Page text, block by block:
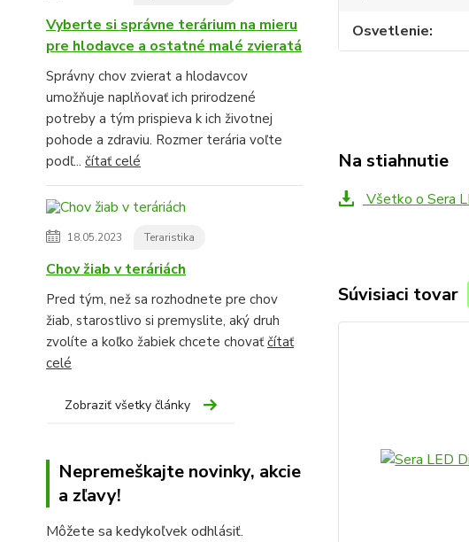
Vyberte si správne terárium na mieru
pre hlodavce a ostatné malé zvieratá
Správny chov zvierat a hlodavcov
umožňuje naplňovať ich prirodzené
potreby a tým prispieva k ich životnej
pohode a zdraviu. Rozmer terária voľte
podľ... čítať celé
18.05.2023 Teraristika
Chov žiab v teráriách
Pred tým, než sa rozhodnete pre chov
žiab, starostlivo si premyslite, aký druh
zvolíte a koľko žabiek chcete chovaťčítať
celé
Zobraziť všetky články
Nepremeškajte novinky, akcie
a zľavy!
Môžete sa kedykoľvek odhlásiť.
Osvetlenie
Na stiahnutie
Všetko o Sera
Súvisiaci tovar